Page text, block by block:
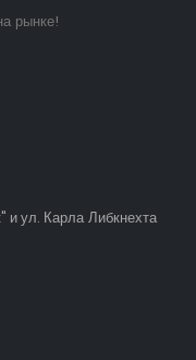
рынке!
и ул. Карла Либкнехта